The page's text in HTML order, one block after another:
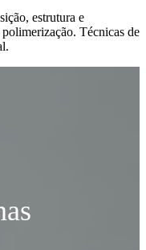
estrutura e
Técnicas de